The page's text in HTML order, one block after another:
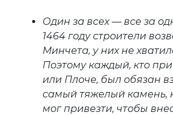
Один за всех — все за
1464 году строители
Минчета, у них не
Поэтому каждый, кто
или Плоче, был обязан
самый тяжелый камень,
мог привезти, чтобы